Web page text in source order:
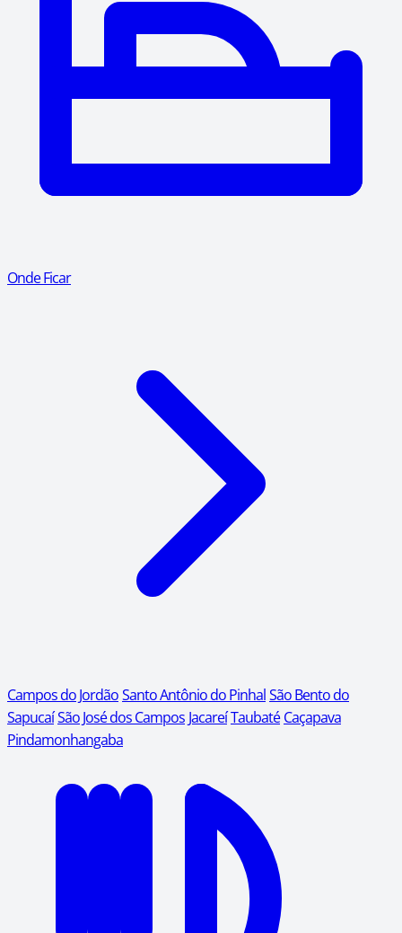
Onde Ficar
Campos do JordãoSanto Antônio do PinhalSão Bento do
SapucaíSão José dos Campos JacareíTaubaté Caçapava
Pindamonhangaba